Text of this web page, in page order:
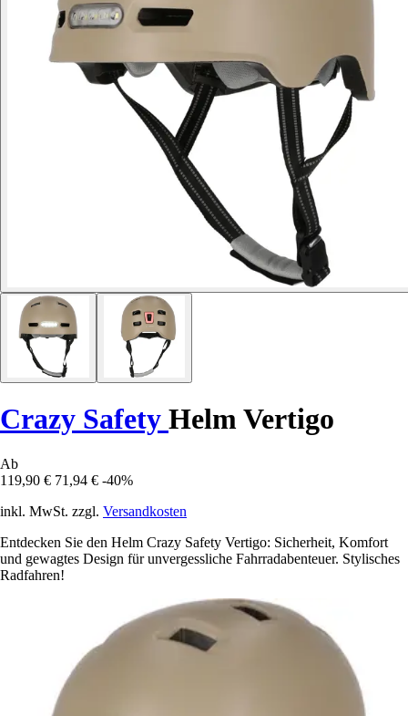
Crazy Safety Helm Vertigo
Ab
119,90 € 71,94 € -40%
inkl. MwSt. zzgl. Versandkosten
Entdecken Sie den Helm Crazy Safety Vertigo: Sicherheit, Komfort
und gewagtes Design für unvergessliche Fahrradabenteuer. Stylisches
Radfahren!